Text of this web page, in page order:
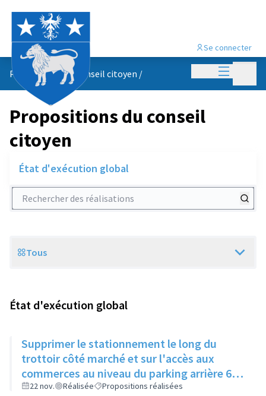
Menu
Se connecter
Propositions du conseil citoyen /
Propositions du conseil
citoyen
État d'exécution global
Rechercher des réalisations
Scope
Tous
État d'exécution global
Supprimer le stationnement le long du
trottoir côté marché et sur l'accès aux
commerces au niveau du parking arrière 62
av de l'Europe. Faire un marquage trottoir et
22 nov. Réalisée Propositions réalisées